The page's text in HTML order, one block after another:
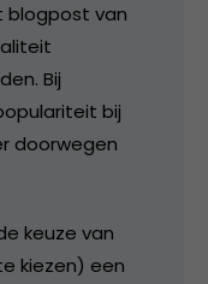
van
Bij
bij
doorwegen
keuze van
kiezen) een